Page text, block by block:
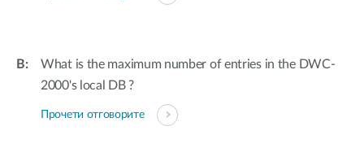
What is the maximum number of entries in the DWC-
2000's local DB ?
Прочети отговорите